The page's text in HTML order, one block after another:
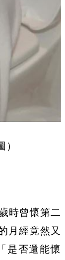
時曾懷第二
月經竟然又
是否還能懷